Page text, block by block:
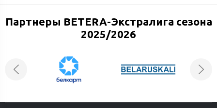
Партнеры BETERA-Экстралига сезона
2025/2026